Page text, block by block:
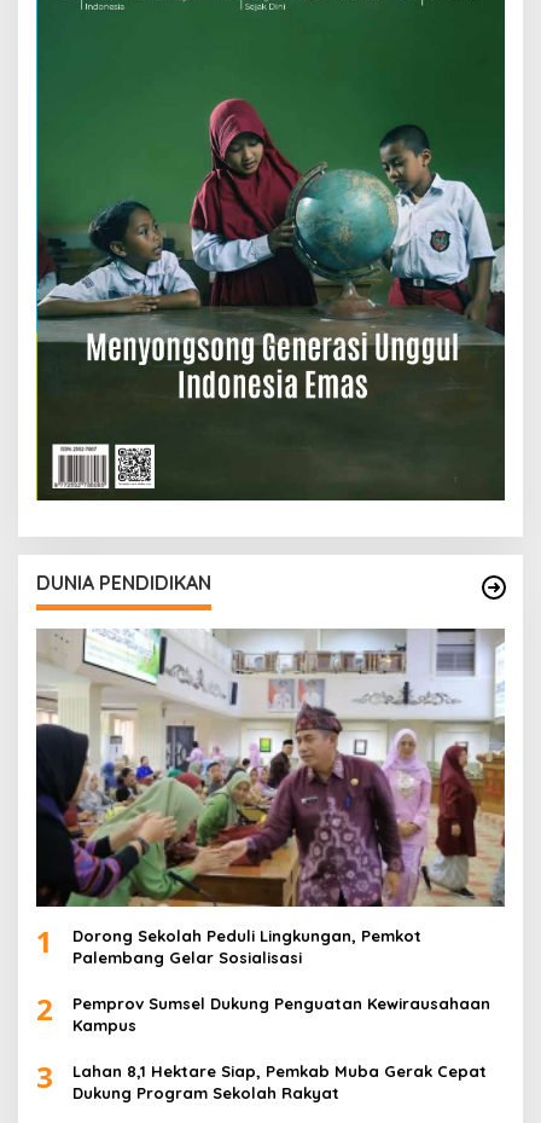
DUNIA PENDIDIKAN
1
Dorong Sekolah Peduli Lingkungan, Pemkot
Palembang Gelar Sosialisasi
2
Pemprov Sumsel Dukung Penguatan Kewirausahaan
Kampus
3
Lahan 8,1 Hektare Siap, Pemkab Muba Gerak Cepat
Dukung Program Sekolah Rakyat